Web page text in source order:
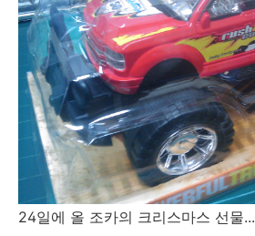
24일에 올 조카의 크리스마스 선물...